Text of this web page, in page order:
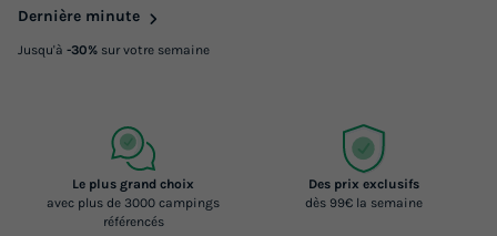
Dernière minute
Jusqu'à -30% sur votre semaine
Le plus grand choix
avec plus de 3000 campings
référencés
Des prix exclusifs
dès 99€ la semaine